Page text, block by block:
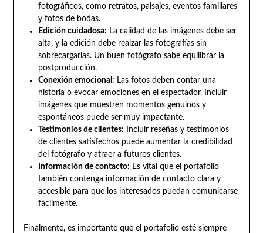
fotográficos, como retratos, paisajes, eventos familiares
y fotos de bodas.
Edición cuidadosa: La calidad de las imágenes debe ser
alta, y la edición debe realzar las fotografías sin
sobrecargarlas. Un buen fotógrafo sabe equilibrar la
postproducción.
Conexión emocional: Las fotos deben contar una
historia o evocar emociones en el espectador. Incluir
imágenes que muestren momentos genuinos y
espontáneos puede ser muy impactante.
Testimonios de clientes: Incluir reseñas y testimonios
de clientes satisfechos puede aumentar la credibilidad
del fotógrafo y atraer a futuros clientes.
Información de contacto: Es vital que el portafolio
también contenga información de contacto clara y
accesible para que los interesados puedan comunicarse
fácilmente.
Finalmente, es importante que el portafolio esté siempre